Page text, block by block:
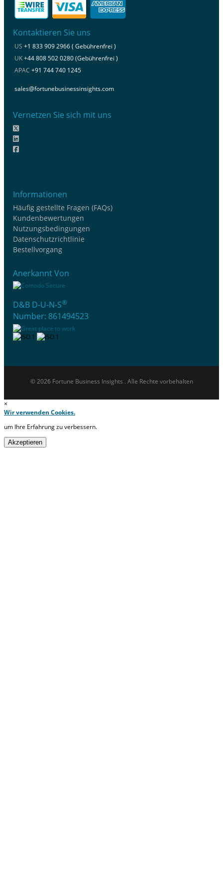
Kontaktieren Sie uns
US +1 833 909 2966 ( Gebührenfrei )
UK+44 808 502 0280 (Gebührenfrei )
APAC +91 744 740 1245
sales@fortunebusinessinsights.com
Vernetzen Sie sich mit uns
Informationen
Häufig gestellte Fragen (FAQs)
Kundenbewertungen
Nutzungsbedingungen
Datenschutzrichtlinie
Bestellvorgang
Anerkannt Von
D&B D-U-N-S®
Number: 861494523
© 2026 Fortune Business Insights . Alle Rechte vorbehalten
×
Wir verwenden Cookies.
um Ihre Erfahrung zu verbessern.
Akzeptieren